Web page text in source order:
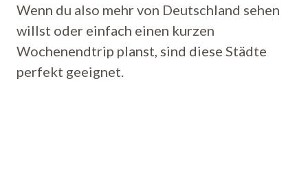
Wenn du also mehr von Deutschland sehen
willst oder einfach einen kurzen
Wochenendtrip planst, sind diese Städte
perfekt geeignet.